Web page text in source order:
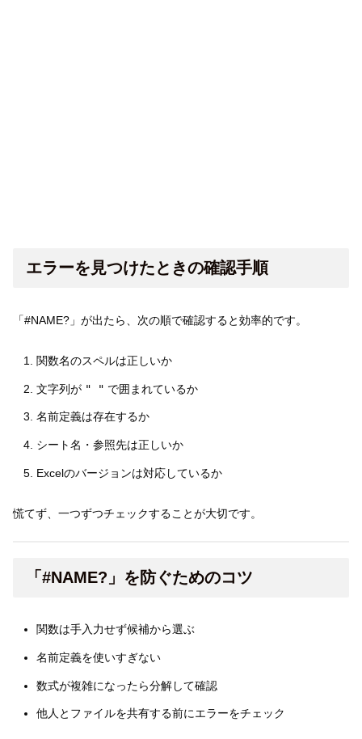
エラーを見つけたときの確認手順
「#NAME?」が出たら、次の順で確認すると効率的です。
関数名のスペルは正しいか
文字列が " " で囲まれているか
名前定義は存在するか
シート名・参照先は正しいか
Excelのバージョンは対応しているか
慌てず、一つずつチェックすることが大切です。
「#NAME?」を防ぐためのコツ
関数は手入力せず候補から選ぶ
名前定義を使いすぎない
数式が複雑になったら分解して確認
他人とファイルを共有する前にエラーをチェック